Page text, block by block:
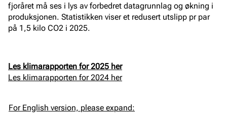
fjoråret må ses i lys av forbedret datagrunnlag og økning i
produksjonen. Statistikken viser et redusert utslipp pr par
på 1,5 kilo CO2 i 2025.
Les klimarapporten for 2025 her
Les klimarapporten for 2024 her
For English version, please expand: